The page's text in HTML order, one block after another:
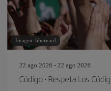
Imagen: bbernard
22 ago 2026 - 22 ago 2026
Código · Respeta Los